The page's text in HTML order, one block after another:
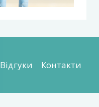
Відгуки Контакти